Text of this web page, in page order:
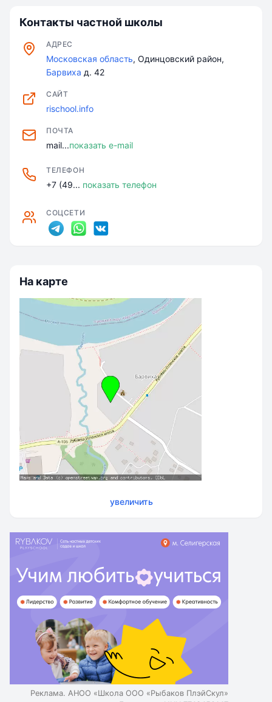
Контакты частной школы
АДРЕС
Московская область, Одинцовский район,
Барвиха д. 42
САЙТ
rischool.info
ПОЧТА
mail...показать e-mail
ТЕЛЕФОН
+7 (49... показать телефон
СОЦСЕТИ
На карте
увеличить
Реклама. АНОО «Школа ООО «Рыбаков ПлэйСкул»